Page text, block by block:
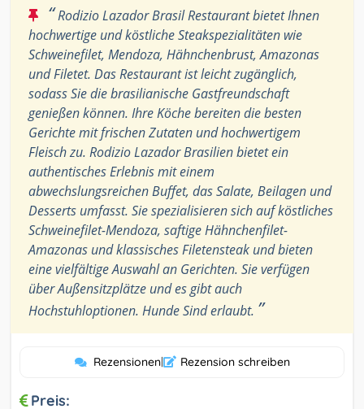
“Rodizio Lazador Brasil Restaurant bietet Ihnen
hochwertige und köstliche Steakspezialitäten wie
Schweinefilet, Mendoza, Hähnchenbrust, Amazonas
und Filetet. Das Restaurant ist leicht zugänglich,
sodass Sie die brasilianische Gastfreundschaft
genießen können. Ihre Köche bereiten die besten
Gerichte mit frischen Zutaten und hochwertigem
Fleisch zu. Rodizio Lazador Brasilien bietet ein
authentisches Erlebnis mit einem
abwechslungsreichen Buffet, das Salate, Beilagen und
Desserts umfasst. Sie spezialisieren sich auf köstliches
Schweinefilet-Mendoza, saftige Hähnchenfilet-
Amazonas und klassisches Filetensteak und bieten
eine vielfältige Auswahl an Gerichten. Sie verfügen
über Außensitzplätze und es gibt auch
Hochstuhloptionen. Hunde Sind erlaubt. ”
Rezensionen| Rezension schreiben
Preis: